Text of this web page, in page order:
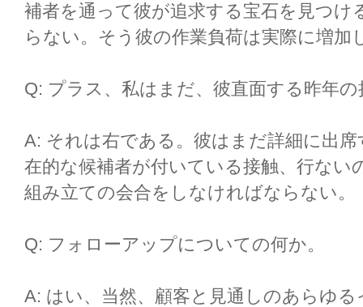
補者を通って彼が追求する宝石を見つ
らない。そう彼の作業負荷は実際に増加
Q: プラス、私はまだ、彼直面する昨年
A: それは右である。彼はまだ詳細に出
在的な候補者が付いている接触、行ない
組み立ての会合をしなければならない。
Q: フォローアップについての何か。
A: はい、当然、顧客と見通しのあらゆ